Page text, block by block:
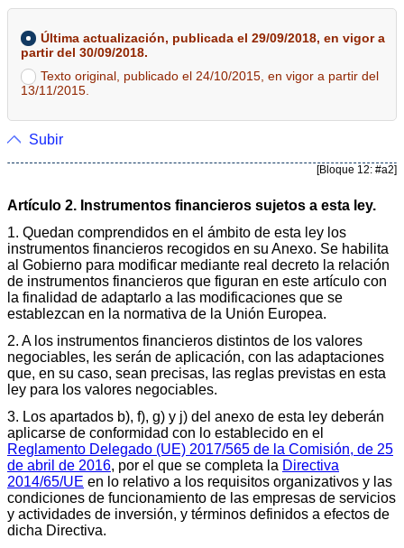
Última actualización, publicada el 29/09/2018, en vigor a
partir del 30/09/2018.
Texto original, publicado el 24/10/2015, en vigor a partir del
13/11/2015.
Subir
[Bloque 12: #a2]
Artículo 2. Instrumentos financieros sujetos a esta ley.
1. Quedan comprendidos en el ámbito de esta ley los
instrumentos financieros recogidos en su Anexo. Se habilita
al Gobierno para modificar mediante real decreto la relación
de instrumentos financieros que figuran en este artículo con
la finalidad de adaptarlo a las modificaciones que se
establezcan en la normativa de la Unión Europea.
2. A los instrumentos financieros distintos de los valores
negociables, les serán de aplicación, con las adaptaciones
que, en su caso, sean precisas, las reglas previstas en esta
ley para los valores negociables.
3. Los apartados b), f), g) y j) del anexo de esta ley deberán
aplicarse de conformidad con lo establecido en el
Reglamento Delegado (UE) 2017/565 de la Comisión, de 25
de abril de 2016, por el que se completa la Directiva
2014/65/UE en lo relativo a los requisitos organizativos y las
condiciones de funcionamiento de las empresas de servicios
y actividades de inversión, y términos definidos a efectos de
dicha Directiva.